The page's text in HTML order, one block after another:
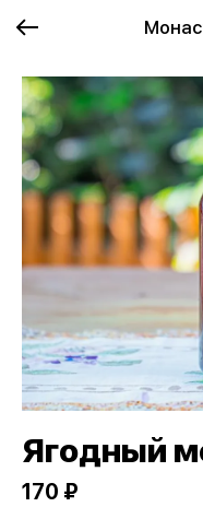
Ягодный
170 ₽